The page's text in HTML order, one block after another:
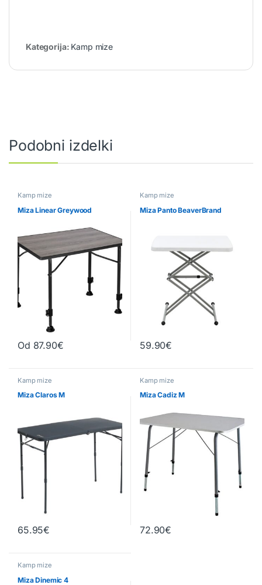
Kategorija: Kamp mize
Podobni izdelki
Kamp mize
Miza Linear Greywood
Od 87.90€
Kamp mize
Miza Panto BeaverBrand
59.90€
Kamp mize
Miza Claros M
65.95€
Kamp mize
Miza Cadiz M
72.90€
Kamp mize
Miza Dinemic 4